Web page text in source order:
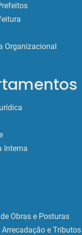
Organizacional
Interna
Obras e Posturas
e Tributos